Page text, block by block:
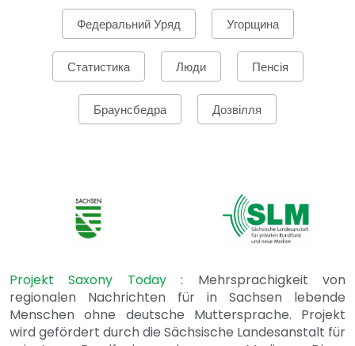
Федеральний Уряд Угорщина
Статистика Люди Пенсія
Браунсбедра Дозвілля
Projekt Saxony Today: Mehrsprachigkeit von
regionalen Nachrichten für in Sachsen lebende
Menschen ohne deutsche Muttersprache. Projekt
wird gefördert durch die Sächsische Landesanstalt für